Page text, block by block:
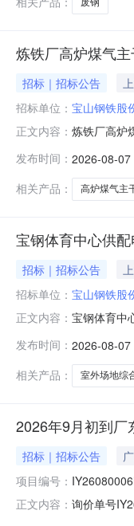
废钢
炼铁厂高炉煤气
招标｜招标公告
招标单位： 宝山钢铁股
正文内容： 炼铁厂高炉
收施工。
简称发包人
发布时间： 2026-08-07
相关产品：
高炉煤气主
宝钢体育中心供
招标｜招标公告
招标单位： 宝山钢铁股
正文内容： 宝钢体育中
标。2.工程
万元（不含
发布时间： 2026-08-07
相关产品：
室外场地综
2026年9月初到厂
招标｜招标公告
项目编号：
正文内容： 询价单号